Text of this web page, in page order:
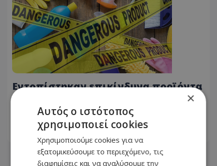
Εντοπίστηκαν επικίνδυνα προϊόντα
- Από εργαλεία μέχρι
τραπεζομάντιλα και κάλτσες - Δείτε
φωτογραφίες
22.10.2025 - 08:30
ΔΙΑΒΆΣΤΕ ΠΕΡΙΣΣΌΤΕΡΑ
×
Αυτός ο ιστότοπος
χρησιμοποιεί cookies
Χρησιμοποιούμε cookies για να
εξατομικεύσουμε το περιεχόμενο, τις
διαφημίσεις και να αναλύσουμε την